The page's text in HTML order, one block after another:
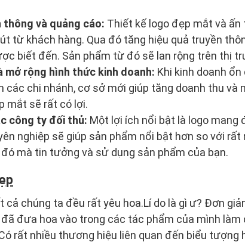
thông và quảng cáo: Thiết kế logo đẹp mắt và
từ khách hàng. Qua đó tăng hiệu quả truyền
biết đến. Sản phẩm từ đó sẽ lan rộng trên thị
mở rộng hình thức kinh doanh: Khi kinh doanh
các chi nhánh, cơ sở mới giúp tăng doanh thu
mắt sẽ rất có lợi.
công ty đối thủ: Một lợi ích nổi bật là logo mang
nghiệp sẽ giúp sản phẩm nổi bật hơn so với rất
mà tin tưởng và sử dụng sản phẩm của bạn.
cả chúng ta đều rất yêu hoa.Lí do là gì ư? Đơn
đưa hoa vào trong các tác phẩm của mình
rất nhiều thương hiệu liên quan đến biểu tượng